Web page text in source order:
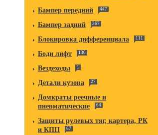
Бампер передний 447
Бампер задний 367
Блокировка дифференциала 111
Боди лифт 130
Вездеходы 1
Детали кузова 27
Домкраты реечные и
пневматические
64
Защиты рулевых тяг, картера, РК
и КПП
67